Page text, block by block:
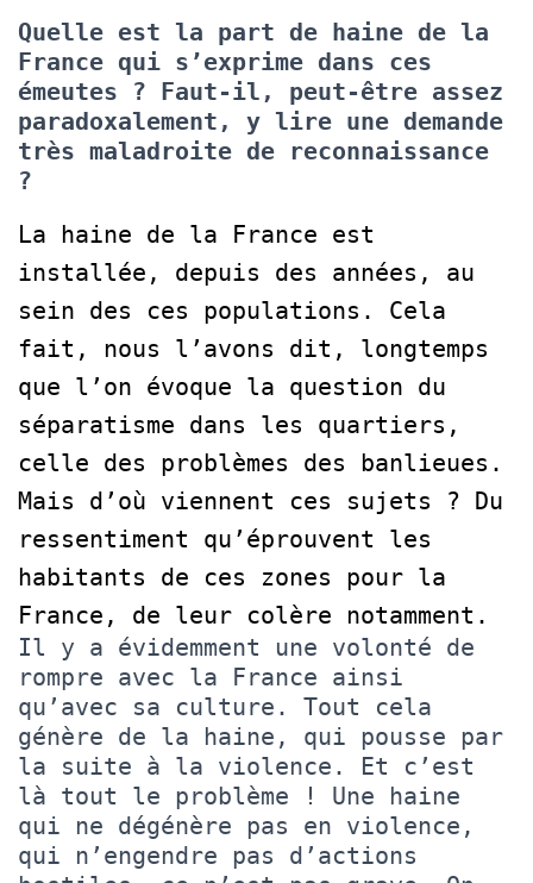
Quelle est la part de haine de la
France qui s’exprime dans ces
émeutes ? Faut-il, peut-être assez
paradoxalement, y lire une demande
très maladroite de reconnaissance
?
La haine de la France est
installée, depuis des années, au
sein des ces populations. Cela
fait, nous l’avons dit, longtemps
que l’on évoque la question du
séparatisme dans les quartiers,
celle des problèmes des banlieues.
Mais d’où viennent ces sujets ? Du
ressentiment qu’éprouvent les
habitants de ces zones pour la
France, de leur colère notamment.
Il y a évidemment une volonté de
rompre avec la France ainsi
qu’avec sa culture. Tout cela
génère de la haine, qui pousse par
la suite à la violence. Et c’est
là tout le problème ! Une haine
qui ne dégénère pas en violence,
qui n’engendre pas d’actions